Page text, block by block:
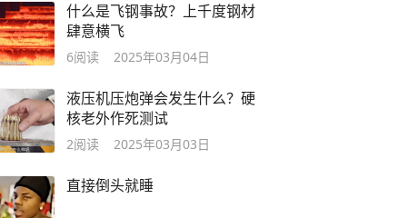
什么是飞钢事故？上千度钢材
肆意横飞
6阅读 2025年03月04日
液压机压炮弹会发生什么？硬
核老外作死测试
2阅读 2025年03月03日
直接倒头就睡